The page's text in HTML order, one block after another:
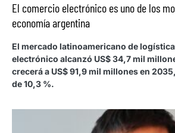
El comercio electrónico es uno de los
economía argentina
El mercado latinoamericano de
electrónico alcanzó US$ 34,7 mil
crecerá a US$ 91,9 mil millones en
de 10,3 %.